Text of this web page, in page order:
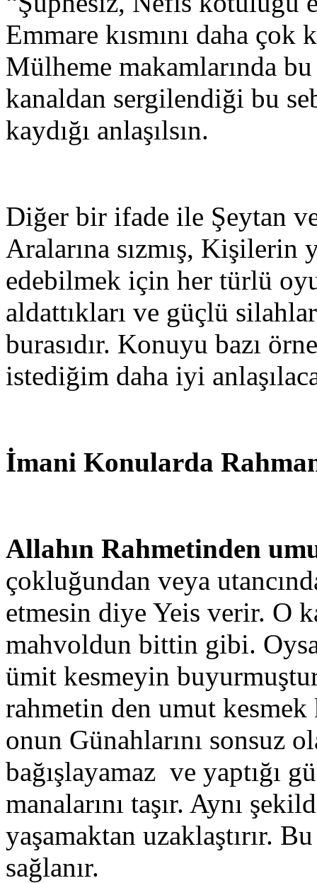
Emmare kısmını daha çok
Mülheme makamlarında
kanaldan sergilendiği bu
kaydığı anlaşılsın.
Diğer bir ifade ile Şeytan
Aralarına sızmış, Kişilerin
edebilmek için her türlü
aldattıkları ve güçlü
burasıdır. Konuyu bazı
istediğim daha iyi
İmani Konularda
Allahın Rahmetinden
çokluğundan veya
etmesin diye Yeis verir. O
mahvoldun bittin gibi.
ümit kesmeyin
rahmetin den umut
onun Günahlarını sonsuz
bağışlayamaz ve yaptığı
manalarını taşır. Aynı
yaşamaktan uzaklaştırır.
sağlanır.